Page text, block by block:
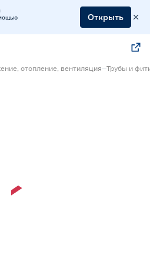
Открыть
отопление, вентиляция Трубы и